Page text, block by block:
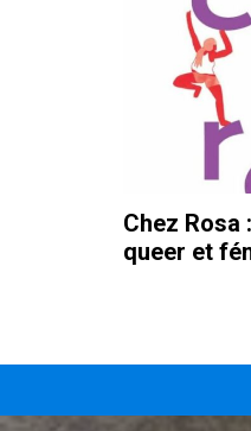
Chez Rosa
queer et